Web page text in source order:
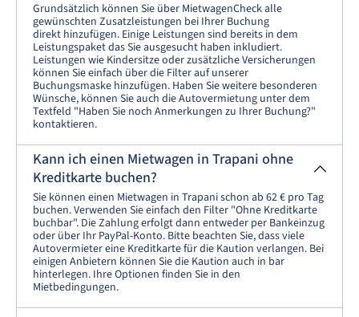
Grundsätzlich können Sie über MietwagenCheck alle
gewünschten Zusatzleistungen bei Ihrer Buchung
direkt hinzufügen. Einige Leistungen sind bereits in dem
Leistungspaket das Sie ausgesucht haben inkludiert.
Leistungen wie Kindersitze oder zusätzliche Versicherungen
können Sie einfach über die Filter auf unserer
Buchungsmaske hinzufügen. Haben Sie weitere besonderen
Wünsche, können Sie auch die Autovermietung unter dem
Textfeld "Haben Sie noch Anmerkungen zu Ihrer Buchung?"
kontaktieren.
Kann ich einen Mietwagen in Trapani ohne
Kreditkarte buchen?
Sie können einen Mietwagen in Trapani schon ab 62 € pro Tag
buchen. Verwenden Sie einfach den Filter "Ohne Kreditkarte
buchbar". Die Zahlung erfolgt dann entweder per Bankeinzug
oder über Ihr PayPal-Konto. Bitte beachten Sie, dass viele
Autovermieter eine Kreditkarte für die Kaution verlangen. Bei
einigen Anbietern können Sie die Kaution auch in bar
hinterlegen. Ihre Optionen finden Sie in den
Mietbedingungen.